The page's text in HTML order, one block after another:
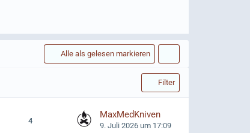
Alle als gelesen markieren
Filter
4
MaxMedKniven
9. Juli 2026 um 17:09